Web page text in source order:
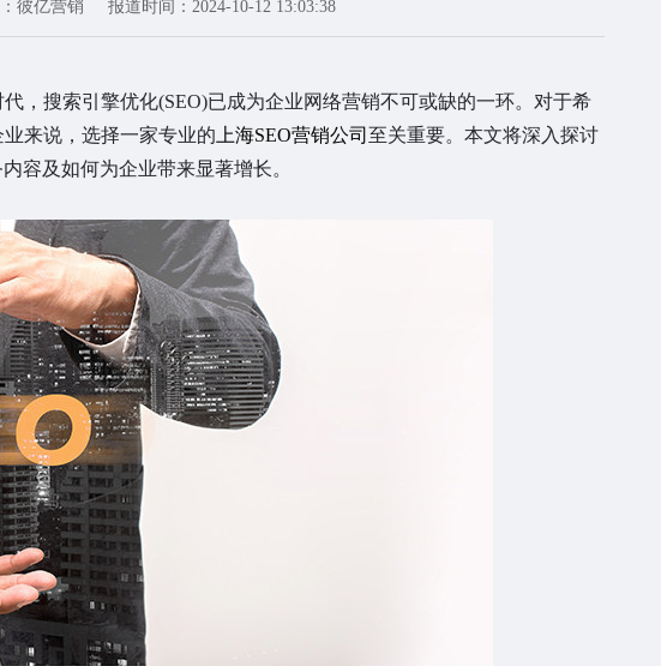
彼亿营销 报道时间：2024-10-12 13:03:38
搜索引擎优化(SEO)已成为企业网络营销不可或缺的一环。对于希
来说，选择一家专业的 上海SEO营销公司 至关重要。本文将深入探讨
容及如何为企业带来显著增长。